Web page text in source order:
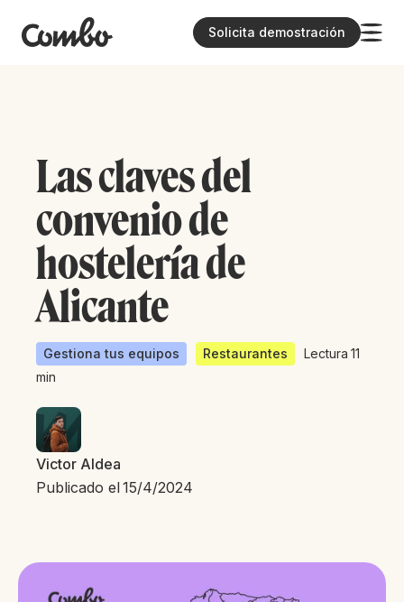
Solicita demostración
Las claves del
convenio de
hostelería de
Alicante
Gestiona tus equipos Restaurantes Lectura 11
min
Victor Aldea
Publicado el15/4/2024